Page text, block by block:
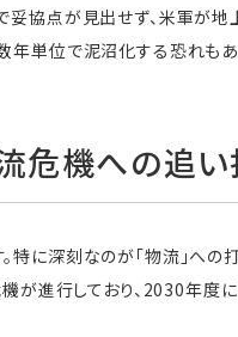
協点が見出せず、米軍が地
単位で泥沼化する恐れもあ
危機への追い
に深刻なのが「物流」への
が進行しており、2030年